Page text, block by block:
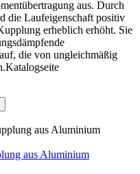
aus. Durch
die Laufeigenschaft positiv
erheblich erhöht. Sie
die von ungleichmäßig
aus Aluminium